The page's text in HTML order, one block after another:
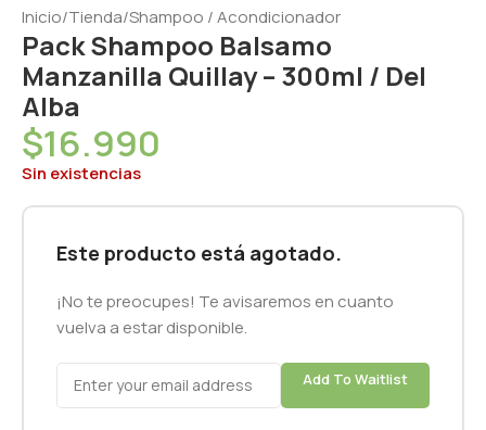
Inicio/Tienda/Shampoo / Acondicionador
Pack Shampoo Balsamo
Manzanilla Quillay – 300ml / Del
Alba
$16.990
Sin existencias
Este producto está agotado.
¡No te preocupes! Te avisaremos en cuanto
vuelva a estar disponible.
Add To Waitlist